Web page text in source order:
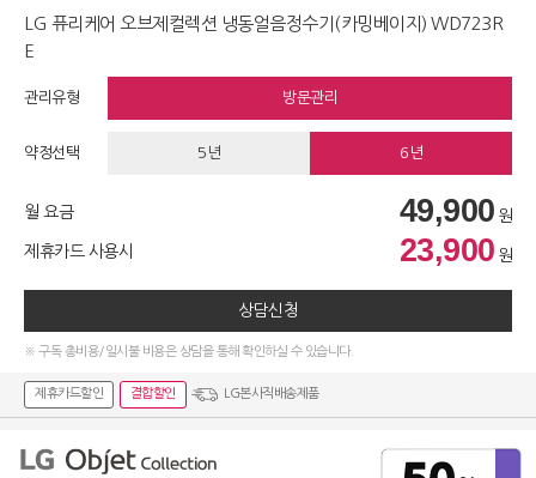
LG 퓨리케어 오브제컬렉션 냉동얼음정수기(카밍베이지) WD723R
E
관리유형 방문관리
약정선택 5년 6년
월 요금 49,900 원
제휴카드 사용시 23,900 원
상담신청
※ 구독 총비용/일시불 비용은 상담을 통해 확인하실 수 있습니다.
제휴카드할인 결합할인 LG본사직배송제품